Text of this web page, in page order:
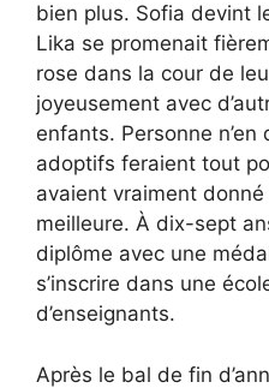
bien plus. Sofia devint
Lika se promenait
rose dans la cour de
joyeusement avec
enfants. Personne
adoptifs feraient tout
avaient vraiment
meilleure. À dix-sept
diplôme avec une
s’inscrire dans une
d’enseignants.
Après le bal de fin